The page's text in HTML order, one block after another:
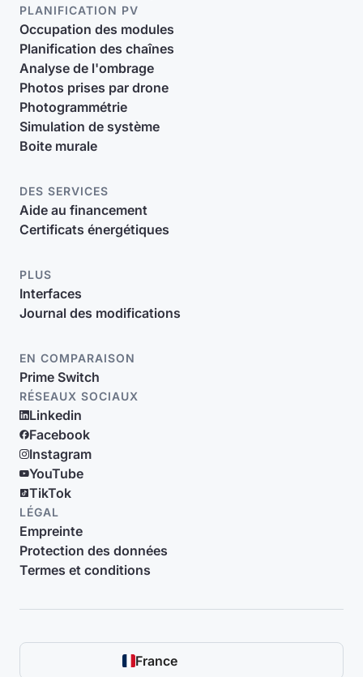
PLANIFICATION PV
Occupation des modules
Planification des chaînes
Analyse de l'ombrage
Photos prises par drone
Photogrammétrie
Simulation de système
Boite murale
DES SERVICES
Aide au financement
Certificats énergétiques
PLUS
Interfaces
Journal des modifications
EN COMPARAISON
Prime Switch
RÉSEAUX SOCIAUX
Linkedin
Facebook
Instagram
YouTube
TikTok
LÉGAL
Empreinte
Protection des données
Termes et conditions
France